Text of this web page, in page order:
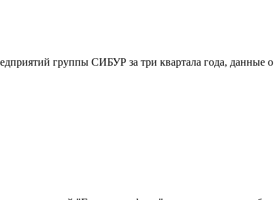
группы СИБУР за три квартала года, данные